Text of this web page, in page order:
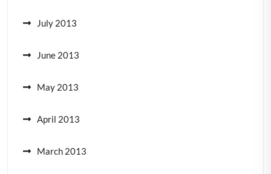
July 2013
June 2013
May 2013
April 2013
March 2013